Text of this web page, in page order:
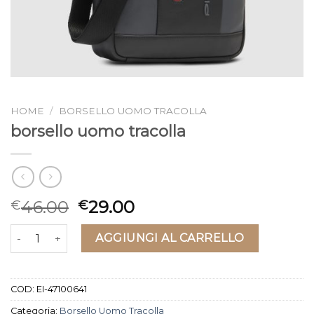
HOME / BORSELLO UOMO TRACOLLA
borsello uomo tracolla
€46.00 €29.00
borsello uomo tracolla quantità
AGGIUNGI AL CARRELLO
COD: EI-47100641
Categoria: Borsello Uomo Tracolla